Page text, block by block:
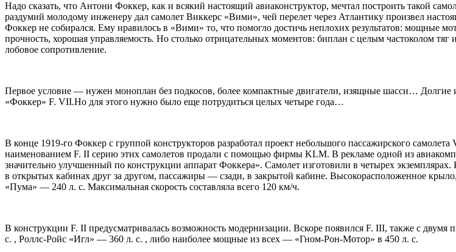
Надо сказать, что Антони Фоккер, как и всякий настоящий авиаконструктор, мечтал построить такой
раздумий молодому инженеру дал самолет Виккерс «Вими», чей перелет через Атлантику произвел
Фоккер не собирался. Ему нравилось в «Вими» то, что помогло достичь неплохих результатов: мощные
прочность, хорошая управляемость. Но столько отрицательных моментов: биплан с целым частоколом
лобовое сопротивление.
Первое условие — нужен моноплан без подкосов, более компактные двигатели, изящные шасси…
«Фоккер» F. VII.Но для этого нужно было еще потрудиться целых четыре года…
В конце 1919-го Фоккер с группой конструкторов разработал проект небольшого пассажирского
наименованием F. II серию этих самолетов продали с помощью фирмы KLM. В рекламе одной из
значительно улучшенный по конструкции аппарат Фоккера». Самолет изготовили в четырех
в открытых кабинах друг за другом, пассажиры — сзади, в закрытой кабине. Высокорасположенное
«Пума» — 240 л. с. Максимальная скорость составляла всего 120 км/ч.
В конструкции F. II предусматривалась возможность модернизации. Вскоре появился F. III, также с
с. , Роллс-Ройс «Игл» — 360 л. с. , либо наиболее мощные из всех — «Гном-Рон-Мотор» в 450 л. с.